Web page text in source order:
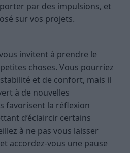
par des impulsions, et
sur vos projets.
invitent à prendre le
choses. Vous pourriez
et de confort, mais il
à de nouvelles
favorisent la réflexion
d’éclaircir certains
à ne pas vous laisser
accordez-vous une pause